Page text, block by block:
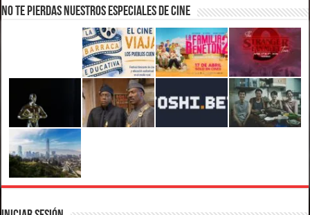
No te pierdas nuestros Especiales de Cine